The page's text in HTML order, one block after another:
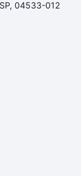
com a
com
as
04533-012